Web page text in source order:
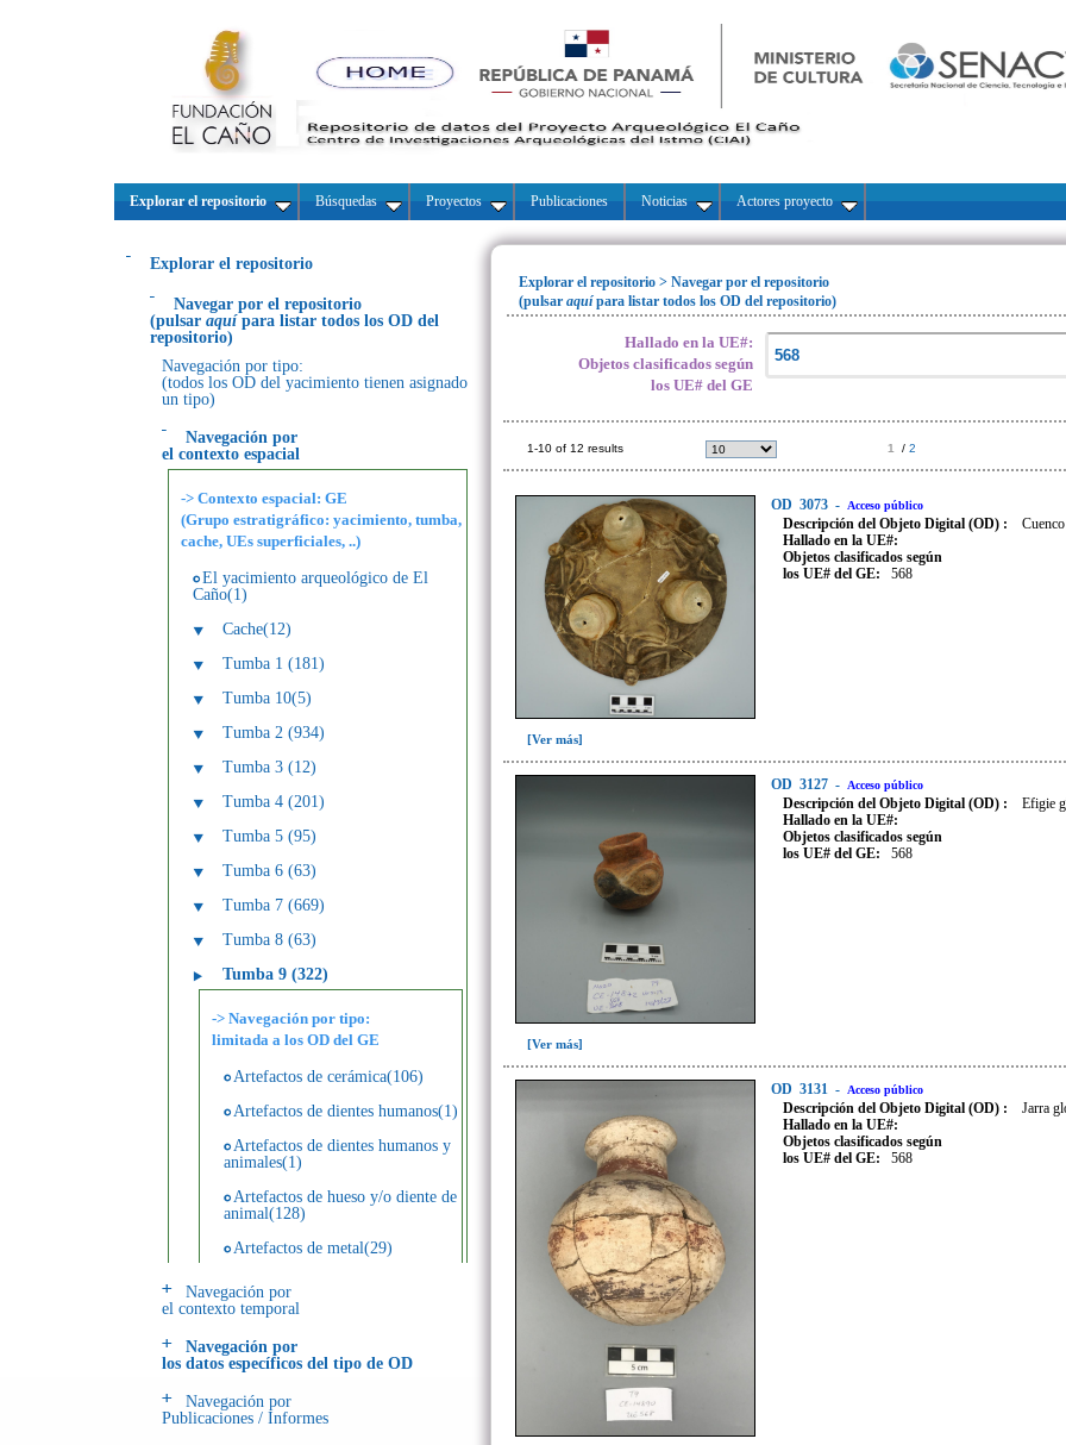
Explorar el repositorio Búsquedas Proyectos Publicaciones Noticias Actores proyecto
Explorar el repositorio
Navegar por el repositorio
(pulsar aquí para listar todos los OD del
repositorio)
Navegación por tipo:
(todos los OD del yacimiento tienen asignado
un tipo)
Navegación por
el contexto espacial
-> Contexto espacial: GE
(Grupo estratigráfico: yacimiento, tumba,
cache, UEs superficiales, ..)
El yacimiento arqueológico de El
Caño(1)
Cache(12)
Tumba 1 (181)
Tumba 10(5)
Tumba 2 (934)
Tumba 3 (12)
Tumba 4 (201)
Tumba 5 (95)
Tumba 6 (63)
Tumba 7 (669)
Tumba 8 (63)
Tumba 9 (322)
-> Navegación por tipo:
limitada a los OD del GE
Artefactos de cerámica(106)
Artefactos de dientes humanos(1)
Artefactos de dientes humanos y
animales(1)
Artefactos de hueso y/o diente de
animal(128)
Artefactos de metal(29)
Artefactos de metal y hueso y/o
diente de animal(5)
Artefactos de piedra(6)
Ecofactos animales(1)
Navegación por
el contexto temporal
Navegación por
los datos específicos del tipo de OD
Navegación por
Publicaciones / Informes
Explorar el repositorio > Navegar por el repositorio
(pulsar aquípara listar todos los OD del repositorio)
Hallado en la UE#:
Objetos clasificados según
los UE# del GE
1-10 of 12 results 1 / 2
OD 3073 - Acceso público
Descripción del Objeto Digital (OD) :
Hallado en la UE#:
Objetos clasificados según
los UE# del GE:
568
[Ver más]
OD 3127 - Acceso público
Descripción del Objeto Digital (OD) :
Efigie
Hallado en la UE#:
Objetos clasificados según
los UE# del GE:
568
[Ver más]
OD 3131 - Acceso público
Descripción del Objeto Digital (OD) :
Jarra
Hallado en la UE#:
Objetos clasificados según
los UE# del GE:
568